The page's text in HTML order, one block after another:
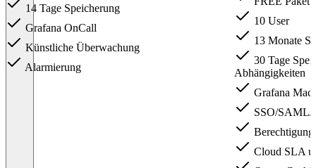
14 Tage Speicherung
Grafana OnCall
Künstliche Überwachung
Alarmierung
10 User
13 Monate
30 Tage
Abhängigkeiten
Grafana
SSO/
Cloud SLA